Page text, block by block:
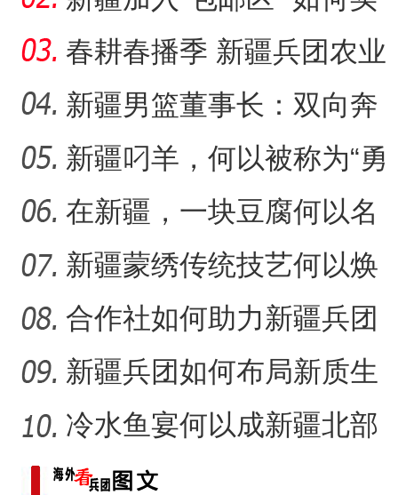
现可持续发展？
春耕春播季 新疆兵团农业
何以持续“耕”新？
新疆男篮董事长：双向奔
赴，篮球成为新疆游子独
特
新疆叼羊，何以被称为“勇
敢者运动”？
在新疆，一块豆腐何以名
扬千里？
新疆蒙绣传统技艺何以焕
发生机？
合作社如何助力新疆兵团
民众“花样”增收？
新疆兵团如何布局新质生
产力的发展？
冷水鱼宴何以成新疆北部
的城市名片？